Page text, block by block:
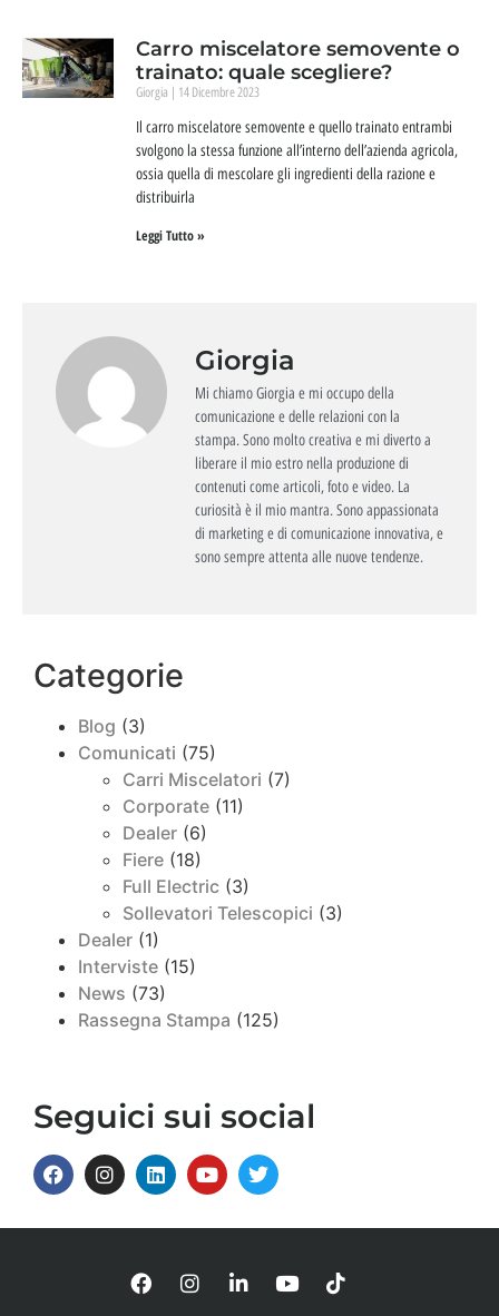
Carro miscelatore semovente o
trainato: quale scegliere?
Giorgia 14 Dicembre 2023
Il carro miscelatore semovente e quello trainato entrambi
svolgono la stessa funzione all’interno dell’azienda agricola,
ossia quella di mescolare gli ingredienti della razione e
distribuirla
Leggi Tutto »
Giorgia
Mi chiamo Giorgia e mi occupo della
comunicazione e delle relazioni con la
stampa. Sono molto creativa e mi diverto a
liberare il mio estro nella produzione di
contenuti come articoli, foto e video. La
curiosità è il mio mantra. Sono appassionata
di marketing e di comunicazione innovativa, e
sono sempre attenta alle nuove tendenze.
Categorie
Blog (3)
Comunicati (75)
Carri Miscelatori (7)
Corporate (11)
Dealer (6)
Fiere (18)
Full Electric (3)
Sollevatori Telescopici (3)
Dealer (1)
Interviste (15)
News (73)
Rassegna Stampa (125)
Seguici sui social